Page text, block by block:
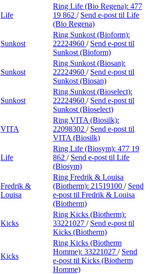
Life
Ring Life (Bio Regena): 477
19 862 / Send e-post til Life
(Bio Regena)
Sunkost
Ring Sunkost (Bioform):
22224960 / Send e-post til
Sunkost (Bioform)
Sunkost
Ring Sunkost (Biosan):
22224960 / Send e-post til
Sunkost (Biosan)
Sunkost
Ring Sunkost (Bioselect):
22224960 / Send e-post til
Sunkost (Bioselect)
VITA
Ring VITA (Biosilk):
22098302 / Send e-post til
VITA (Biosilk)
Life
Ring Life (Biosym): 477 19
862 / Send e-post til Life
(Biosym)
Fredrik &
Louisa
Ring Fredrik & Louisa
(Biotherm): 21519100 / Send
e-post til Fredrik & Louisa
(Biotherm)
Kicks
Ring Kicks (Biotherm):
33221027 / Send e-post til
Kicks (Biotherm)
Kicks
Ring Kicks (Biotherm
Homme): 33221027 / Send
e-post til Kicks (Biotherm
Homme)